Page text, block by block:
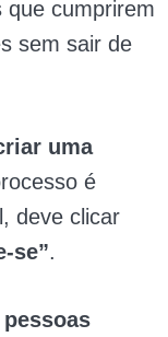
que cumprirem
sem sair de
uma
é
deve clicar
se”.
pessoas